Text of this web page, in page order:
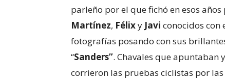
parleño por el que fichó en esos
Martínez, Félixy Javi conocidos con
fotografías posando con sus
“Sanders”. Chavales que apuntaban
corrieron las pruebas ciclistas por